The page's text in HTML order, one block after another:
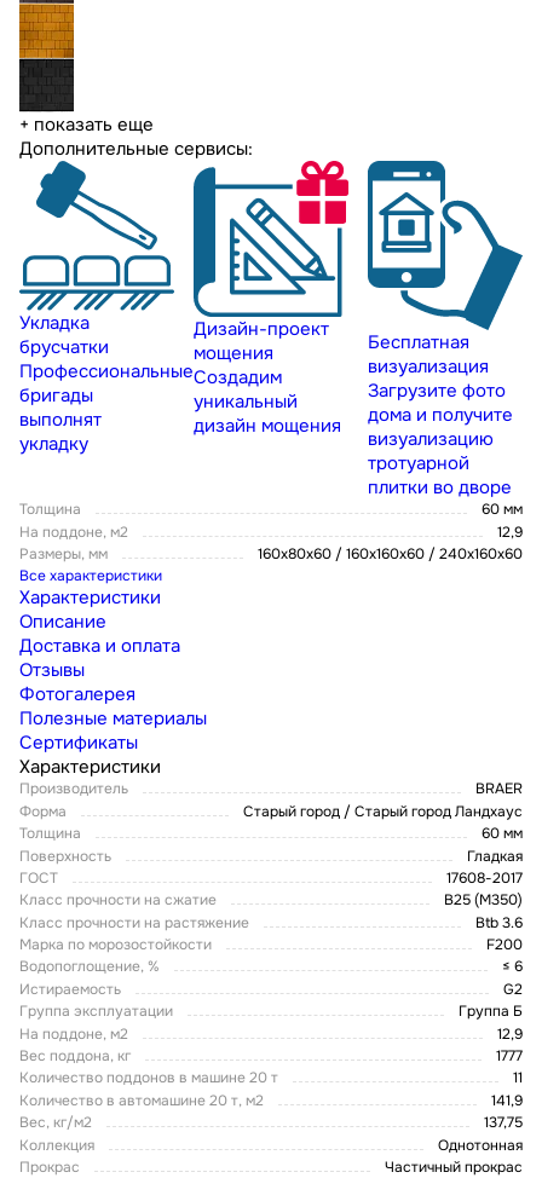
+ показать еще
Дополнительные сервисы:
Укладка
брусчатки
Профессиональные
бригады
выполнят
укладку
Дизайн-проект
мощения
Создадим
уникальный
дизайн мощения
Бесплатная
визуализация
Загрузите фото
дома и получите
визуализацию
тротуарной
плитки во дворе
Толщина
60 мм
На поддоне, м2
12,9
Размеры, мм
160х80х60 / 160х160х60 / 240х160х60
Все характеристики
Характеристики
Описание
Доставка и оплата
Отзывы
Фотогалерея
Полезные материалы
Сертификаты
Характеристики
Производитель
BRAER
Форма
Старый город / Старый город Ландхаус
Толщина
60 мм
Поверхность
Гладкая
ГОСТ
17608-2017
Класс прочности на сжатие
В25 (М350)
Класс прочности на растяжение
Btb 3.6
Марка по морозостойкости
F200
Водопоглощение, %
≤ 6
Истираемость
G2
Группа эксплуатации
Группа Б
На поддоне, м2
12,9
Вес поддона, кг
1777
Количество поддонов в машине 20 т
11
Количество в автомашине 20 т, м2
141,9
Вес, кг/м2
137,75
Коллекция
Однотонная
Прокрас
Частичный прокрас